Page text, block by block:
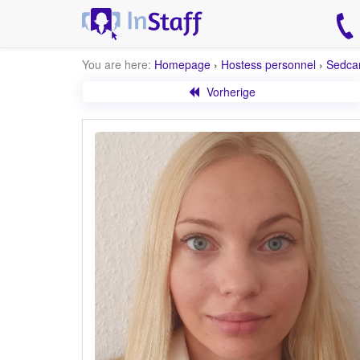
You are here: Homepage › Hostess personnel ›
Vorherige